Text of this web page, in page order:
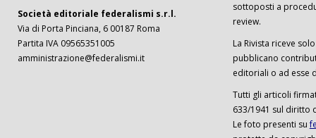
Società editoriale federalismi s.r.l.
Via di Porta Pinciana, 6 00187 Roma
Partita IVA 09565351005
amministrazione@federalismi.it
sottoposti a
review.
La Rivista riceve
pubblicano
editoriali o ad esse
Tutti gli articoli
633/1941 sul diritto
Le foto presenti su